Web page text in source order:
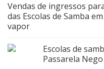
Vendas de ingressos
das Escolas de Samba
vapor
Escolas de
Passarela